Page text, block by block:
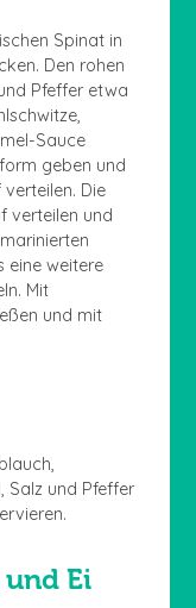
Spinat in
Den rohen
Pfeffer etwa
Sauce
geben und
Die
verteilen und
eine weitere
Mit
und mit
Salz und Pfeffer
Ei